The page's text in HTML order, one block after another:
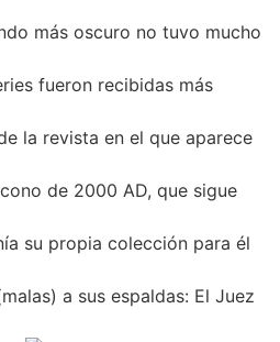
más oscuro no tuvo mucho
fueron recibidas más
la revista en el que aparece
de 2000 AD, que sigue
su propia colección para él
a sus espaldas: El Juez